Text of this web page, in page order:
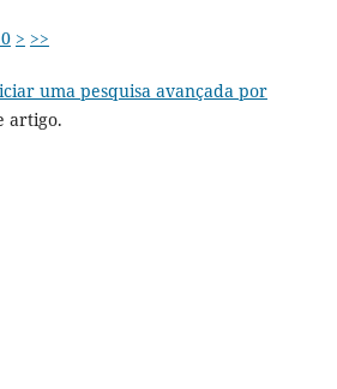
> >>
uma pesquisa avançada por
artigo.